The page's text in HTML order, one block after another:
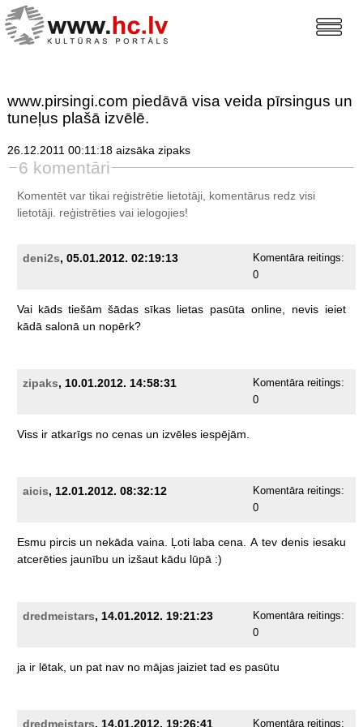
www.pirsingi.com piedāvā visa veida pīrsingus un
tuneļus plašā izvēlē.
26.12.2011 00:11:18 aizsāka zipaks
6 komentāri
Komentēt var tikai reģistrētie lietotāji, komentārus redz visi
lietotāji. reģistrētiesvai ielogojies!
deni2s, 05.01.2012. 02:19:13
Komentāra reitings:
0
Vai kāds tiešām šādas sīkas lietas pasūta online, nevis ieiet
kādā salonā un nopērk?
zipaks, 10.01.2012. 14:58:31
Komentāra reitings:
0
Viss ir atkarīgs no cenas un izvēles iespējām.
aicis, 12.01.2012. 08:32:12
Komentāra reitings:
0
Esmu pircis un nekāda vaina. Ļoti laba cena. A tev denis iesaku
atcerēties jaunību un izšaut kādu lūpā :)
dredmeistars, 14.01.2012. 19:21:23
Komentāra reitings:
0
ja ir lētak, un pat nav no mājas jaiziet tad es pasūtu
dredmeistars, 14.01.2012. 19:26:41 Komentāra reitings: